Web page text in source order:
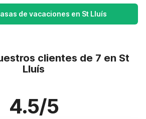
de vacaciones en St Lluís
clientes de 7 en St
Lluís
4.5/5